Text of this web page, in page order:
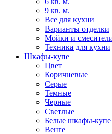
9 кв. м.
Все для кухни
Варианты отделки
Мойки и
Техника для кухни
Шкафы-купе
Цвет
Коричневые
Серые
Темные
Черные
Светлые
Белые шкафы-купе
Венге